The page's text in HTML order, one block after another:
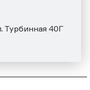
Турбинная 40Г